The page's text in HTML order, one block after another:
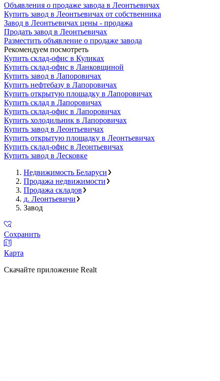
Объявления о продаже завода в Леонтьевичах
Купить завод в Леонтьевичах от собственника
Завод в Леонтьевичах цены - продажа
Продать завод в Леонтьевичах
Разместить объявление о продаже завода
Рекомендуем посмотреть
Купить склад-офис в Куликах
Купить склад-офис в Ланковщиной
Купить завод в Лапоровичах
Купить нефтебазу в Лапоровичах
Купить открытую площадку в Лапоровичах
Купить склад в Лапоровичах
Купить склад-офис в Лапоровичах
Купить холодильник в Лапоровичах
Купить завод в Леонтьевичах
Купить открытую площадку в Леонтьевичах
Купить склад-офис в Леонтьевичах
Купить завод в Лесковке
Недвижимость Беларуси
Продажа недвижимости
Продажа складов
д. Леонтьевичи
Завод
Сохранить
Карта
Скачайте приложение Realt